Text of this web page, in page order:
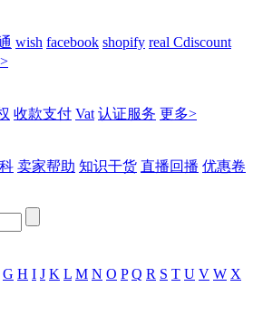
wish facebook shopify real Cdiscount
收款支付 Vat 认证服务 更多>
卖家帮助 知识干货 直播回播 优惠卷
G H I J K L M N O P Q R S T U V W X